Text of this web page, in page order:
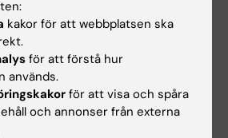
för anställda samt erbjuda
från Karolinska Institutets
kakor för att webbplatsen ska
för att förstå hur
används.
för att visa och spåra
och annonser från externa